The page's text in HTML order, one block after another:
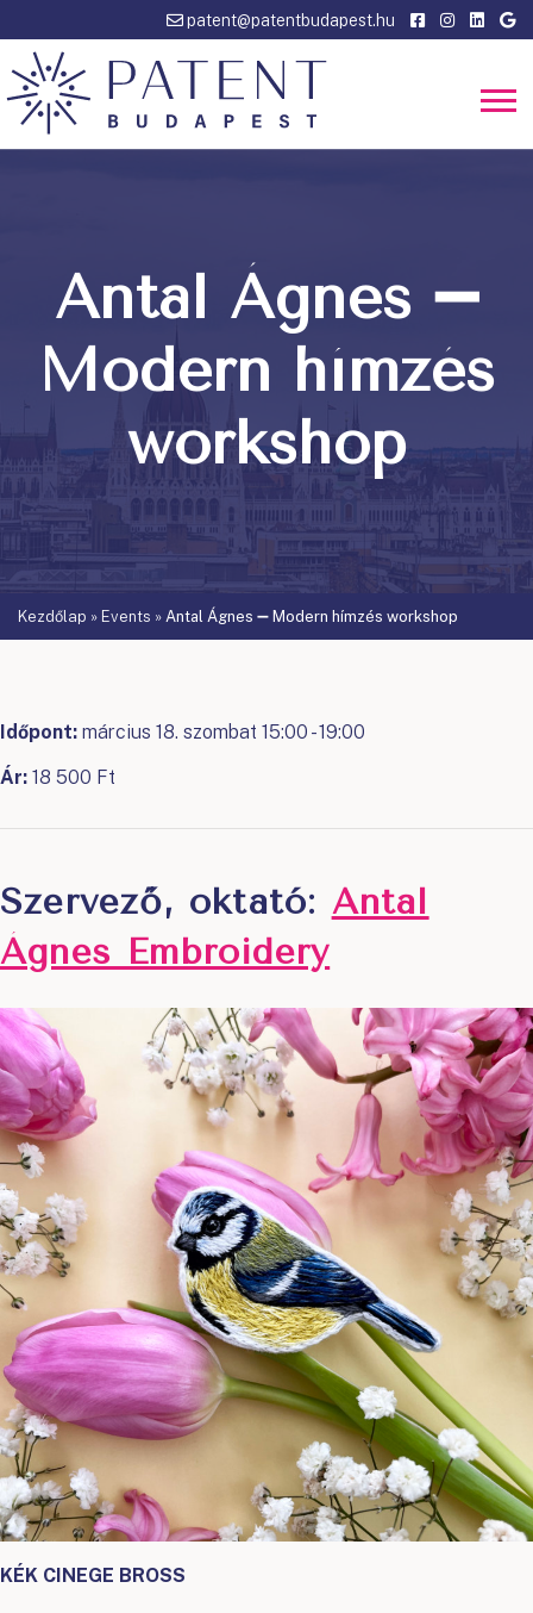
patent@patentbudapest.hu
Antal Ágnes ➖
Modern hímzés
workshop
Kezdőlap » Events » Antal Ágnes ➖ Modern hímzés workshop
Időpont: március 18. szombat 15:00 - 19:00
Ár: 18 500 Ft
Szervező, oktató: Antal
Ágnes Embroidery
KÉK CINEGE BROSS